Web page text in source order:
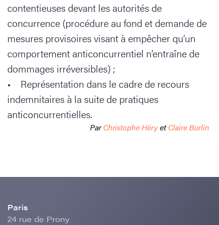
contentieuses devant les autorités de
concurrence (procédure au fond et demande de
mesures provisoires visant à empêcher qu’un
comportement anticoncurrentiel n’entraîne de
dommages irréversibles) ;
• Représentation dans le cadre de recours
indemnitaires à la suite de pratiques
anticoncurrentielles.
ParChristophe HéryetClaire Burlin
Paris
24 rue de Prony